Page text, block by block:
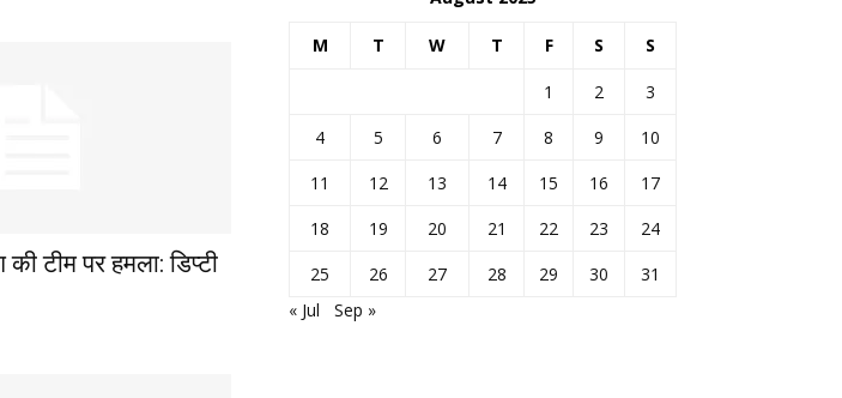
की टीम पर हमला: डिप्टी
M T W T F S S
1 2
3
4
5 6 7 8 9
10
11
12 13 14 15 16
17
18
19 20 21 22 23
24
25
26 27 28 29 30
31
« Jul
Sep »